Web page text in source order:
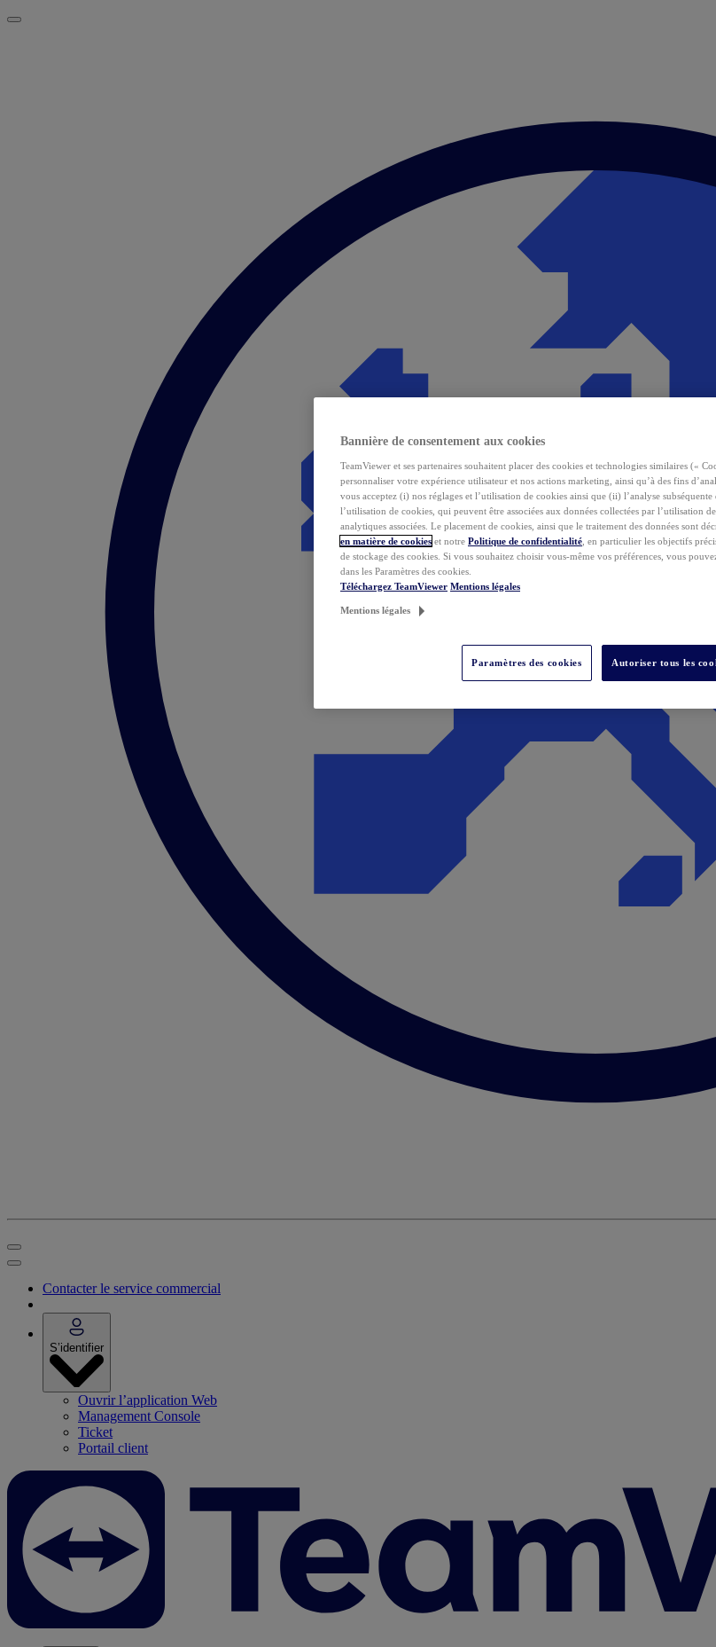
Contacter le service commercial
S’identifier
Ouvrir l’application Web
Management Console
Ticket
Portail client
Bannière de consentement aux cookies
TeamViewer et ses partenaires souhaitent placer des cookies et technologies similaires («
personnaliser votre expérience utilisateur et nos actions marketing, ainsi qu’à des fins
vous acceptez (i) nos réglages et l’utilisation de cookies ainsi que (ii) l’analyse subséquente
l’utilisation de cookies, qui peuvent être associées aux données collectées par l’utilisation
analytiques associées. Le placement de cookies, ainsi que le traitement des données sont
en matière de cookies et notre Politique de confidentialité , en particulier les objectifs
de stockage des cookies. Si vous souhaitez choisir vous-même vos préférences, vous
dans les Paramètres des cookies.
Téléchargez TeamViewer Mentions légales
Mentions légales
Paramètres des cookies Autoriser tous les